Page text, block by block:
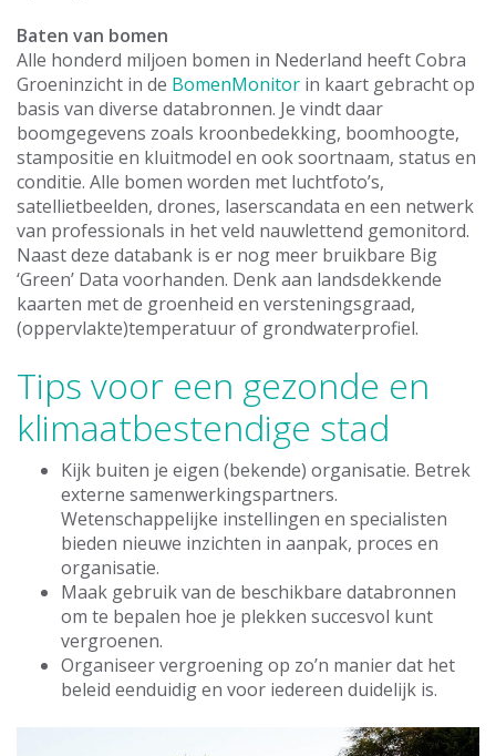
Baten van bomen
Alle honderd miljoen bomen in Nederland heeft Cobra
Groeninzicht in de BomenMonitor in kaart gebracht op
basis van diverse databronnen. Je vindt daar
boomgegevens zoals kroonbedekking, boomhoogte,
stampositie en kluitmodel en ook soortnaam, status en
conditie. Alle bomen worden met luchtfoto’s,
satellietbeelden, drones, laserscandata en een netwerk
van professionals in het veld nauwlettend gemonitord.
Naast deze databank is er nog meer bruikbare Big
‘Green’ Data voorhanden. Denk aan landsdekkende
kaarten met de groenheid en versteningsgraad,
(oppervlakte)temperatuur of grondwaterprofiel.
Tips voor een gezonde en
klimaatbestendige stad
Kijk buiten je eigen (bekende) organisatie. Betrek
externe samenwerkingspartners.
Wetenschappelijke instellingen en specialisten
bieden nieuwe inzichten in aanpak, proces en
organisatie.
Maak gebruik van de beschikbare databronnen
om te bepalen hoe je plekken succesvol kunt
vergroenen.
Organiseer vergroening op zo’n manier dat het
beleid eenduidig en voor iedereen duidelijk is.